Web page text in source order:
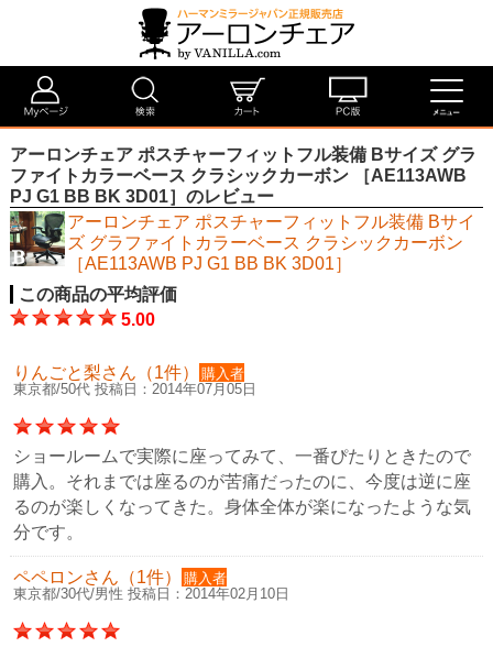
アーロンチェア ポスチャーフィットフル装備 Bサイズ グラ
ファイトカラーベース クラシックカーボン ［AE113AWB
PJ G1 BB BK 3D01］のレビュー
アーロンチェア ポスチャーフィットフル装備 Bサイ
ズ グラファイトカラーベース クラシックカーボン
［AE113AWB PJ G1 BB BK 3D01］
この商品の平均評価
5.00
りんごと梨さん（1件）
購入者
東京都/50代 投稿日：2014年07月05日
ショールームで実際に座ってみて、一番ぴたりときたので
購入。それまでは座るのが苦痛だったのに、今度は逆に座
るのが楽しくなってきた。身体全体が楽になったような気
分です。
ペペロンさん（1件）
購入者
東京都/30代/男性 投稿日：2014年02月10日